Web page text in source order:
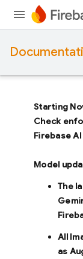
Starting
Check
Firebase
Model
The
All
as